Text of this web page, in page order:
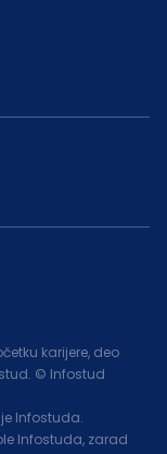
karijere, deo
© Infostud
Infostuda.
Infostuda, zarad